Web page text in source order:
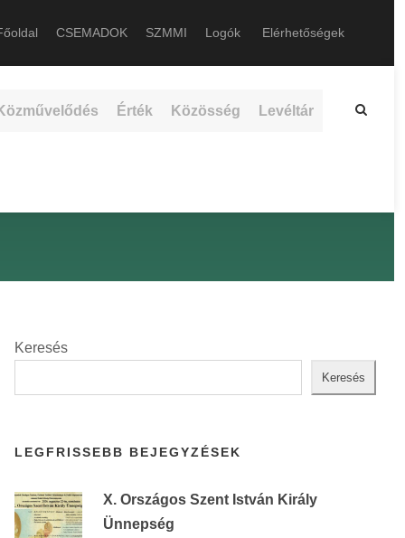
CSEMADOK SZMMI Logók Elérhetőségek
Érték Közösség Levéltár
Keresés
Keresés
LEGFRISSEBB BEJEGYZÉSEK
X. Országos Szent István Király
Ünnepség